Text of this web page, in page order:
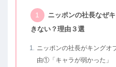
ニッポンの社長なぜ
きない？理由３選
ニッポンの社長がキングオ
由①「キャラが弱かった」